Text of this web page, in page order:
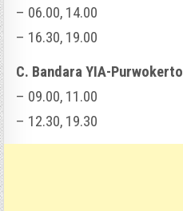
– 06.00, 14.00
– 16.30, 19.00
C. Bandara YIA-Purwokerto
– 09.00, 11.00
– 12.30, 19.30